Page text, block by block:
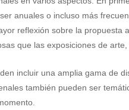
anuales o incluso más
reflexión sobre la propuesta
que las exposiciones de
incluir una amplia gama de
también pueden ser